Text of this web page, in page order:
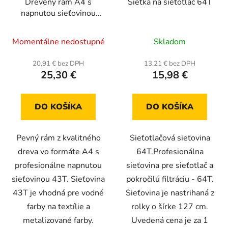
Drevený rám A4 s
napnutou sieťovinou
hodnotenie
produktu
je
z
Momentálne nedostupné
20,91 € bez DPH
25,30 €
DO KOŠÍKA
Pevný rám z kvalitného
dreva vo formáte A4 s
profesionálne napnutou
sieťovinou 43T. Sieťovina
43T je vhodná pre vodné
farby na textílie a
metalizované farby.
Sieťka na sieťotlač 64T
Skladom
13,21 € bez DPH
15,98 €
DO KOŠÍKA
Sieťotlačová sieťovina
64T.Profesionálna
sieťovina pre sieťotlač a
pokročilú filtráciu - 64T.
Sieťovina je nastrihaná z
rolky o šírke 127 cm.
Uvedená cena je za 1